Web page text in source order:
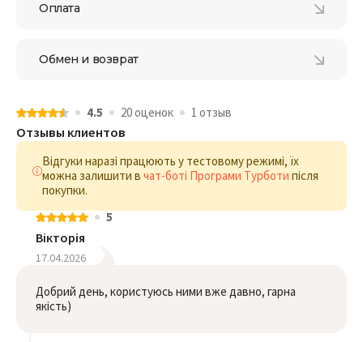
Оплата
Обмен и возврат
4.5 20 оценок 1 отзыв
Отзывы клиентов
Відгуки наразі працюють у тестовому режимі, їх
можна залишити в чат-боті Програми Турботи після
покупки.
5
Вікторія
17.04.2026
Добрий день, користуюсь ними вже давно, гарна
якість)